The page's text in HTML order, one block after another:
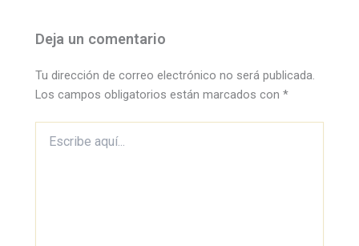
Deja un comentario
Tu dirección de correo electrónico no será publicada.
Los campos obligatorios están marcados con*
aquí...